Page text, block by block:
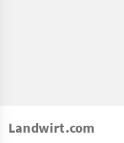
Landwirt.com